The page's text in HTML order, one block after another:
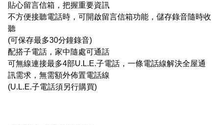
貼心留言信箱，把握重要資訊
不方便接聽電話時，可開啟留言信箱功能，儲存錄音隨時收
聽
(可保存最多30分鐘錄音)
配搭子電話，家中隨處可通話
可無線連接最多4部U.L.E.子電話，一條電話線解決全屋通
訊需求，無需額外佈置電話線
(U.L.E.子電話須另行購買)